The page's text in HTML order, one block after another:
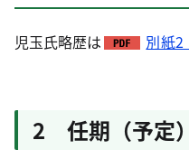
児玉氏略歴は 別紙2
2 任期（予定）